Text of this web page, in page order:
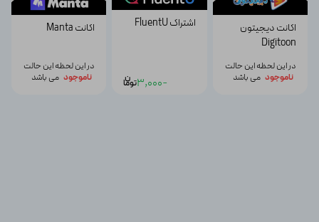
اکانت دیجیتون
Digitoon
در این لحظه این حالت
ناموجود می باشد
اشتراک FluentU
-3,000 توما
ن
اکانت Manta
در این لحظه این حالت
ناموجود می باشد